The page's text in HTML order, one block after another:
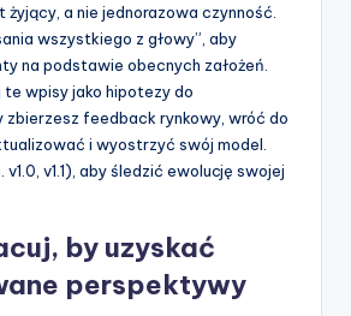
żyjący, a nie jednorazowa czynność.
wszystkiego z głowy”, aby
na podstawie obecnych założeń.
wpisy jako hipotezy do
zbierzesz feedback rynkowy, wróć do
i wyostrzyć swój model.
v1.1), aby śledzić ewolucję swojej
by uzyskać
perspektywy